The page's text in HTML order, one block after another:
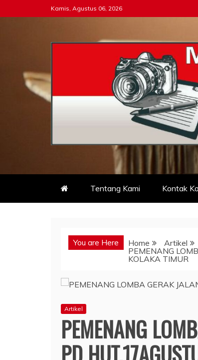
to
Kamis, Agustus 06, 2026
Tipikor-ri-
Keadilan Itu Wajib Bersih
Tentang Kami Kontak
You are Here Home
Artikel
PEMENANG
KOLAKA TIMUR
Artikel
PEMENANG